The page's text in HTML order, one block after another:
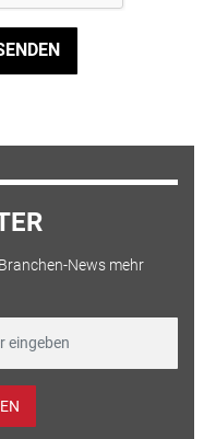
News mehr